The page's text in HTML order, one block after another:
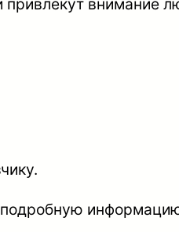
внимание